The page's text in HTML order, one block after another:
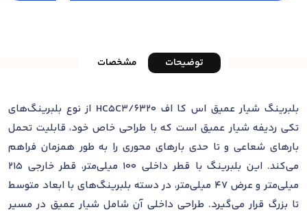
توضیحات مشخصات
بلبرینگ شیار عمیق اس کا اف 6320/HC5C3 از نوع بلبرینگ‌های
تکی ردیفه شیار عمیق است که با طراحی خاص خود، قابلیت تحمل
بارهای شعاعی و تا حدی بارهای محوری را به طور همزمان فراهم
می‌کند. این بلبرینگ با قطر داخلی 100 میلی‌متر، قطر خارجی 215
میلی‌متر و عرض 47 میلی‌متر، در دسته بلبرینگ‌های با ابعاد متوسط
تا بزرگ قرار می‌گیرد. طراحی داخلی آن شامل شیار عمیق در مسیر